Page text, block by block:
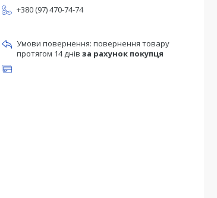
+380 (97) 470-74-74
повернення товару
протягом 14 днів за рахунок покупця